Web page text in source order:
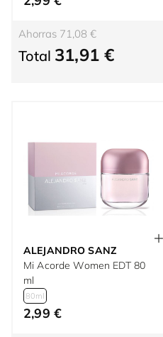
Ahorras 71,08 €
Total 31,91 €
ALEJANDRO SANZ
Mi Acorde Women EDT 80
ml
80ml
2,99 €